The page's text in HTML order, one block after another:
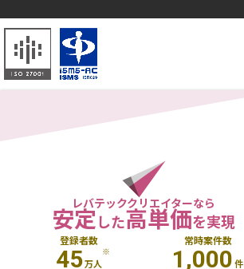
レバテッククリエイターなら
安定した高単価を実現
登録者数
45万人
※
常時案件数
1,000 件